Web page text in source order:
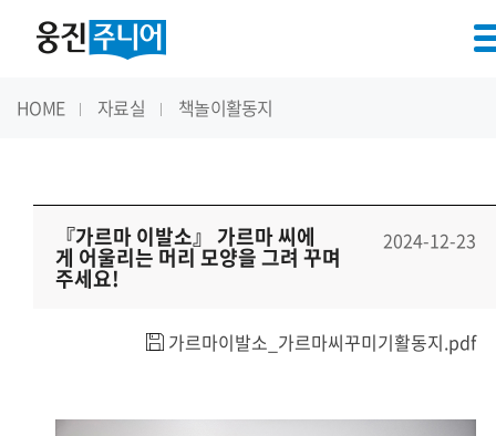
HOME 자료실 책놀이활동지
『가르마 이발소』 가르마 씨에
게 어울리는 머리 모양을 그려 꾸며
주세요!
2024-12-23
가르마이발소_가르마씨꾸미기활동지.pdf